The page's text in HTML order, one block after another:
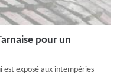
pour un
est exposé aux intempéries